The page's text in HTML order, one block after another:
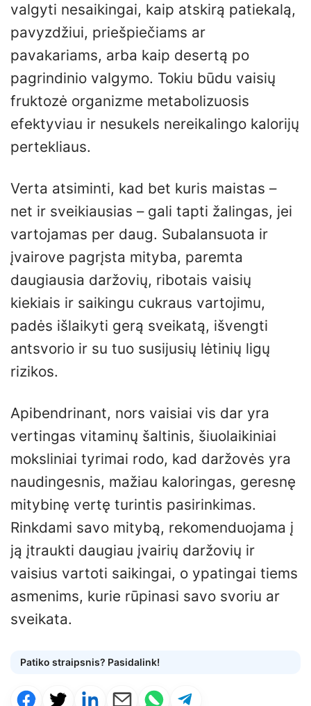
valgyti nesaikingai, kaip atskirą patiekalą,
pavyzdžiui, priešpiečiams ar
pavakariams, arba kaip desertą po
pagrindinio valgymo. Tokiu būdu vaisių
fruktozė organizme metabolizuosis
efektyviau ir nesukels nereikalingo kalorijų
pertekliaus.
Verta atsiminti, kad bet kuris maistas –
net ir sveikiausias – gali tapti žalingas, jei
vartojamas per daug. Subalansuota ir
įvairove pagrįsta mityba, paremta
daugiausia daržovių, ribotais vaisių
kiekiais ir saikingu cukraus vartojimu,
padės išlaikyti gerą sveikatą, išvengti
antsvorio ir su tuo susijusių lėtinių ligų
rizikos.
Apibendrinant, nors vaisiai vis dar yra
vertingas vitaminų šaltinis, šiuolaikiniai
moksliniai tyrimai rodo, kad daržovės yra
naudingesnis, mažiau kaloringas, geresnę
mitybinę vertę turintis pasirinkimas.
Rinkdami savo mitybą, rekomenduojama į
ją įtraukti daugiau įvairių daržovių ir
vaisius vartoti saikingai, o ypatingai tiems
asmenims, kurie rūpinasi savo svoriu ar
sveikata.
Patiko straipsnis? Pasidalink!